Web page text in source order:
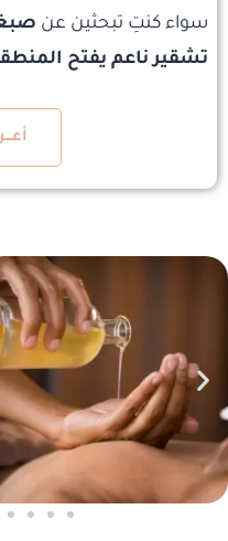
سواء كنتِ تبحثين عن
تشقير ناعم يفتح